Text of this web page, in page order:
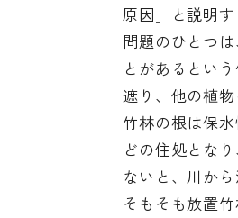
原因」と説明す
問題のひとつ
とがあるとい
遮り、他の植
竹林の根は保
どの住処とな
ないと、川か
そもそも放置